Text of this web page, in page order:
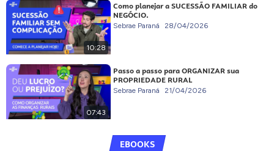
10:28
Como planejar a SUCESSÃO FAMILIAR do
NEGÓCIO.
Sebrae Paraná 28/04/2026
07:43
Passo a passo para ORGANIZAR sua
PROPRIEDADE RURAL
Sebrae Paraná 21/04/2026
EBOOKS